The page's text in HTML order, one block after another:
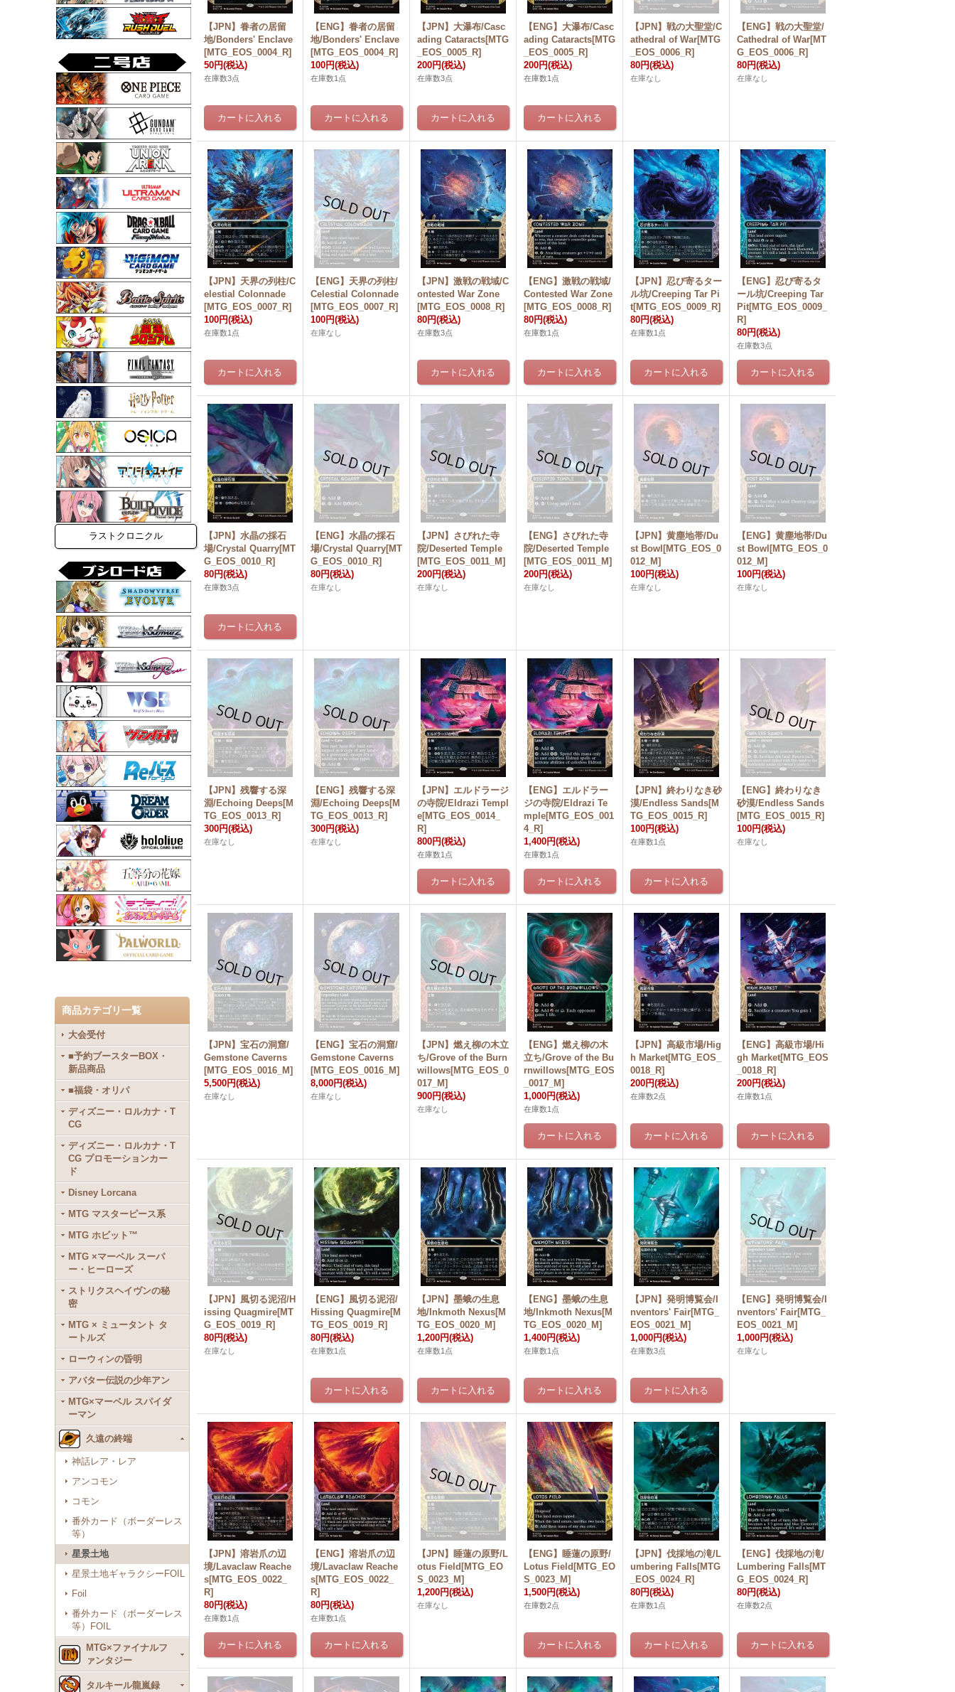
ラストクロニクル
商品カテゴリ一覧
大会受付
■予約ブースターBOX・
新品商品
■福袋・オリパ
ディズニー・ロルカナ・T
CG
ディズニー・ロルカナ・T
CG プロモーションカー
ド
Disney Lorcana
MTG マスターピース系
MTG ホビット™
MTG ×マーベル スーパ
ー・ヒーローズ
ストリクスヘイヴンの秘
密
MTG × ミュータント タ
ートルズ
ローウィンの昏明
アバター伝説の少年アン
MTG×マーベル スパイダ
ーマン
久遠の終端
神話レア・レア
アンコモン
コモン
番外カード（ボーダーレス
等）
星景土地
星景土地ギャラクシーFOIL
Foil
番外カード（ボーダーレス
等）FOIL
MTG×ファイナルフ
ァンタジー
タルキール龍嵐録
【JPN】眷者の居留
地/Bonders' Enclave
[MTG_EOS_0004_R]
50円(税込)
在庫数3点
【ENG】眷者の居留
地/Bonders' Enclave
[MTG_EOS_0004_R]
100円(税込)
在庫数1点
【JPN】大瀑布/Casc
ading Cataracts[MTG
_EOS_0005_R]
200円(税込)
在庫数3点
【ENG】大瀑布/Casc
ading Cataracts[MTG
_EOS_0005_R]
200円(税込)
在庫数1点
【JPN】戦の大聖堂/C
athedral of War[MTG
_EOS_0006_R]
80円(税込)
在庫なし
【ENG】戦の大聖堂/
Cathedral of War[MT
G_EOS_0006_R]
80円(税込)
在庫なし
【JPN】天界の列柱/C
elestial Colonnade
[MTG_EOS_0007_R]
100円(税込)
在庫数1点
【ENG】天界の列柱/
Celestial Colonnade
[MTG_EOS_0007_R]
100円(税込)
在庫なし
【JPN】激戦の戦域/C
ontested War Zone
[MTG_EOS_0008_R]
80円(税込)
在庫数3点
【ENG】激戦の戦域/
Contested War Zone
[MTG_EOS_0008_R]
80円(税込)
在庫数1点
【JPN】忍び寄るター
ル坑/Creeping Tar Pi
t[MTG_EOS_0009_R]
80円(税込)
在庫数1点
【ENG】忍び寄るタ
ール坑/Creeping Tar
Pit[MTG_EOS_0009_
R]
80円(税込)
在庫数3点
【JPN】水晶の採石
場/Crystal Quarry[MT
G_EOS_0010_R]
80円(税込)
在庫数3点
【ENG】水晶の採石
場/Crystal Quarry[MT
G_EOS_0010_R]
80円(税込)
在庫なし
【JPN】さびれた寺
院/Deserted Temple
[MTG_EOS_0011_M]
200円(税込)
在庫なし
【ENG】さびれた寺
院/Deserted Temple
[MTG_EOS_0011_M]
200円(税込)
在庫なし
【JPN】黄塵地帯/Du
st Bowl[MTG_EOS_0
012_M]
100円(税込)
在庫なし
【ENG】黄塵地帯/Du
st Bowl[MTG_EOS_0
012_M]
100円(税込)
在庫なし
【JPN】残響する深
淵/Echoing Deeps[M
TG_EOS_0013_R]
300円(税込)
在庫なし
【ENG】残響する深
淵/Echoing Deeps[M
TG_EOS_0013_R]
300円(税込)
在庫なし
【JPN】エルドラージ
の寺院/Eldrazi Templ
e[MTG_EOS_0014_
R]
800円(税込)
在庫数1点
【ENG】エルドラー
ジの寺院/Eldrazi Te
mple[MTG_EOS_001
4_R]
1,400円(税込)
在庫数1点
【JPN】終わりなき砂
漠/Endless Sands[M
TG_EOS_0015_R]
100円(税込)
在庫数1点
【ENG】終わりなき
砂漠/Endless Sands
[MTG_EOS_0015_R]
100円(税込)
在庫なし
【JPN】宝石の洞窟/
Gemstone Caverns
[MTG_EOS_0016_M]
5,500円(税込)
在庫なし
【ENG】宝石の洞窟/
Gemstone Caverns
[MTG_EOS_0016_M]
8,000円(税込)
在庫なし
【JPN】燃え柳の木立
ち/Grove of the Burn
willows[MTG_EOS_0
017_M]
900円(税込)
在庫なし
【ENG】燃え柳の木
立ち/Grove of the Bu
rnwillows[MTG_EOS
_0017_M]
1,000円(税込)
在庫数1点
【JPN】高級市場/Hig
h Market[MTG_EOS_
0018_R]
200円(税込)
在庫数2点
【ENG】高級市場/Hi
gh Market[MTG_EOS
_0018_R]
200円(税込)
在庫数1点
【JPN】風切る泥沼/H
issing Quagmire[MT
G_EOS_0019_R]
80円(税込)
在庫なし
【ENG】風切る泥沼/
Hissing Quagmire[M
TG_EOS_0019_R]
80円(税込)
在庫数1点
【JPN】墨蛾の生息
地/Inkmoth Nexus[M
TG_EOS_0020_M]
1,200円(税込)
在庫数1点
【ENG】墨蛾の生息
地/Inkmoth Nexus[M
TG_EOS_0020_M]
1,400円(税込)
在庫数1点
【JPN】発明博覧会/I
nventors' Fair[MTG_
EOS_0021_M]
1,000円(税込)
在庫数3点
【ENG】発明博覧会/I
nventors' Fair[MTG_
EOS_0021_M]
1,000円(税込)
在庫なし
【JPN】溶岩爪の辺
境/Lavaclaw Reache
s[MTG_EOS_0022_
R]
80円(税込)
在庫数1点
【ENG】溶岩爪の辺
境/Lavaclaw Reache
s[MTG_EOS_0022_
R]
80円(税込)
在庫数1点
【JPN】睡蓮の原野/L
otus Field[MTG_EO
S_0023_M]
1,200円(税込)
在庫なし
【ENG】睡蓮の原野/
Lotus Field[MTG_EO
S_0023_M]
1,500円(税込)
在庫数2点
【JPN】伐採地の滝/L
umbering Falls[MTG
_EOS_0024_R]
80円(税込)
在庫数1点
【ENG】伐採地の滝/
Lumbering Falls[MT
G_EOS_0024_R]
80円(税込)
在庫数2点